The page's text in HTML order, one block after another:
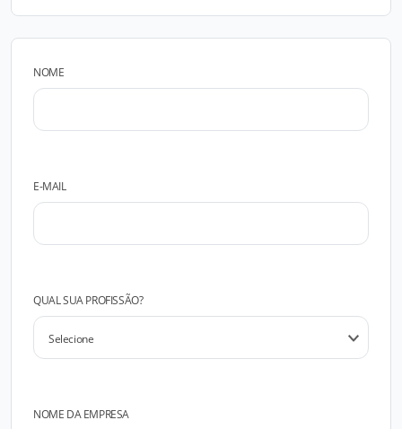
NOME
E-MAIL
QUAL SUA PROFISSÃO?
NOME DA EMPRESA